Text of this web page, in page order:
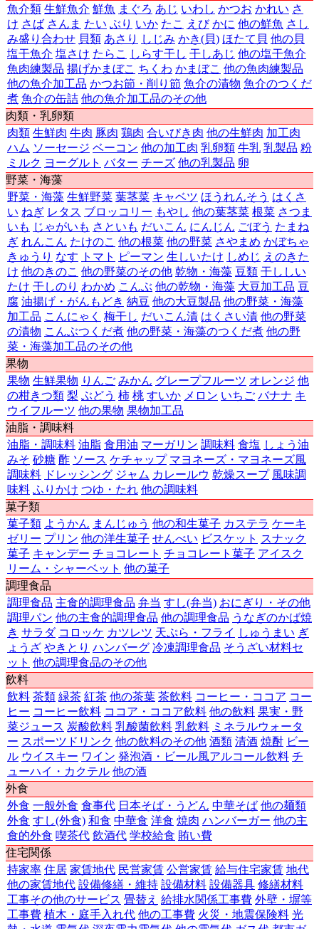
第42位
683,320円 長崎県
長崎市
第43位
680,451円 鳥取県
鳥取市
第44位
680,192円 佐賀県
佐賀市
第45位
671,212円 岩手県
盛岡市
第46位
654,729円 沖縄県
那覇市
第47位
589,194円 山口県 山口市
魚介類 生鮮魚介 鮮魚 まぐろ あじ いわし かつお かれい さ
け さば さんま たい ぶり いか たこ えび かに 他の鮮魚 さし
み盛り合わせ 貝類 あさり しじみ かき(貝) ほたて貝 他の貝
塩干魚介 塩さけ たらこ しらす干し 干しあじ 他の塩干魚介
魚肉練製品 揚げかまぼこ ちくわ かまぼこ 他の魚肉練製品
他の魚介加工品 かつお節・削り節 魚介の漬物 魚介のつくだ
煮 魚介の缶詰 他の魚介加工品のその他
肉類・乳卵類
肉類 生鮮肉 牛肉 豚肉 鶏肉 合いびき肉 他の生鮮肉 加工肉
ハム ソーセージ ベーコン 他の加工肉 乳卵類 牛乳 乳製品 粉
ミルク ヨーグルト バター チーズ 他の乳製品 卵
野菜・海藻
野菜・海藻 生鮮野菜 葉茎菜 キャベツ ほうれんそう はくさ
い ねぎ レタス ブロッコリー もやし 他の葉茎菜 根菜 さつま
いも じゃがいも さといも だいこん にんじん ごぼう たまね
ぎ れんこん たけのこ 他の根菜 他の野菜 さやまめ かぼちゃ
きゅうり なす トマト ピーマン 生しいたけ しめじ えのきた
け 他のきのこ 他の野菜のその他 乾物・海藻 豆類 干ししい
たけ 干しのり わかめ こんぶ 他の乾物・海藻 大豆加工品 豆
腐 油揚げ・がんもどき 納豆 他の大豆製品 他の野菜・海藻
加工品 こんにゃく 梅干し だいこん漬 はくさい漬 他の野菜
の漬物 こんぶつくだ煮 他の野菜・海藻のつくだ煮 他の野
菜・海藻加工品のその他
果物
果物 生鮮果物 りんご みかん グレープフルーツ オレンジ 他
の柑きつ類 梨 ぶどう 柿 桃 すいか メロン いちご バナナ キ
ウイフルーツ 他の果物 果物加工品
油脂・調味料
油脂・調味料 油脂 食用油 マーガリン 調味料 食塩 しょう油
みそ 砂糖 酢 ソース ケチャップ マヨネーズ・マヨネーズ風
調味料 ドレッシング ジャム カレールウ 乾燥スープ 風味調
味料 ふりかけ つゆ・たれ 他の調味料
菓子類
菓子類 ようかん まんじゅう 他の和生菓子 カステラ ケーキ
ゼリー プリン 他の洋生菓子 せんべい ビスケット スナック
菓子 キャンデー チョコレート チョコレート菓子 アイスク
リーム・シャーベット 他の菓子
調理食品
調理食品 主食的調理食品 弁当 すし(弁当) おにぎり・その他
調理パン 他の主食的調理食品 他の調理食品 うなぎのかば焼
き サラダ コロッケ カツレツ 天ぷら・フライ しゅうまい ぎ
ょうざ やきとり ハンバーグ 冷凍調理食品 そうざい材料セ
ット 他の調理食品のその他
飲料
飲料 茶類 緑茶 紅茶 他の茶葉 茶飲料 コーヒー・ココア コー
ヒー コーヒー飲料 ココア・ココア飲料 他の飲料 果実・野
菜ジュース 炭酸飲料 乳酸菌飲料 乳飲料 ミネラルウォータ
ー スポーツドリンク 他の飲料のその他 酒類 清酒 焼酎 ビー
ル ウイスキー ワイン 発泡酒・ビール風アルコール飲料 チ
ューハイ・カクテル 他の酒
外食
外食 一般外食 食事代 日本そば・うどん 中華そば 他の麺類
外食 すし(外食) 和食 中華食 洋食 焼肉 ハンバーガー 他の主
食的外食 喫茶代 飲酒代 学校給食 賄い費
住宅関係
持家率 住居 家賃地代 民営家賃 公営家賃 給与住宅家賃 地代
他の家賃地代 設備修繕・維持 設備材料 設備器具 修繕材料
工事その他のサービス 畳替え 給排水関係工事費 外壁・塀等
工事費 植木・庭手入れ代 他の工事費 火災・地震保険料 光